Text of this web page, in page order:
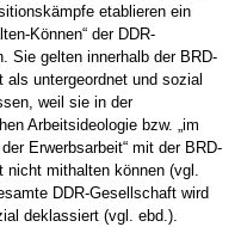
etablieren ein
Können“ der DDR-
Sie gelten innerhalb der BRD-
als untergeordnet und sozial
weil sie in der
Arbeitsideologie bzw. „im
Erwerbsarbeit“ mit der BRD-
nicht mithalten können (vgl.
DDR-Gesellschaft wird
deklassiert (vgl. ebd.).